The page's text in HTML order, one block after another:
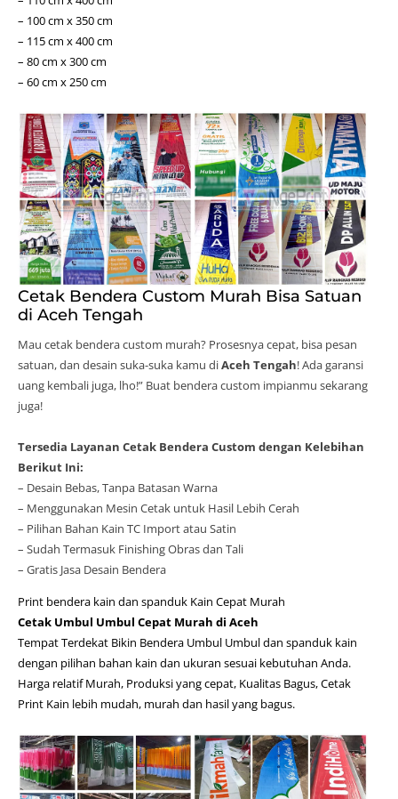
– 100 cm x 350 cm
– 115 cm x 400 cm
– 80 cm x 300 cm
– 60 cm x 250 cm
Cetak Bendera Custom Murah Bisa Satuan
di Aceh Tengah
Mau cetak bendera custom murah? Prosesnya cepat, bisa pesan
satuan, dan desain suka-suka kamu diAceh Tengah! Ada garansi
uang kembali juga, lho!” Buat bendera custom impianmu sekarang
juga!
Tersedia Layanan Cetak Bendera Custom dengan Kelebihan
Berikut Ini:
– Desain Bebas, Tanpa Batasan Warna
– Menggunakan Mesin Cetak untuk Hasil Lebih Cerah
– Pilihan Bahan Kain TC Import atau Satin
– Sudah Termasuk Finishing Obras dan Tali
– Gratis Jasa Desain Bendera
Print bendera kain dan spanduk Kain Cepat Murah
Cetak Umbul Umbul Cepat Murah di Aceh
Tempat Terdekat Bikin Bendera Umbul Umbul dan spanduk kain
dengan pilihan bahan kain dan ukuran sesuai kebutuhan Anda.
Harga relatif Murah, Produksi yang cepat, Kualitas Bagus, Cetak
Print Kain lebih mudah, murah dan hasil yang bagus.